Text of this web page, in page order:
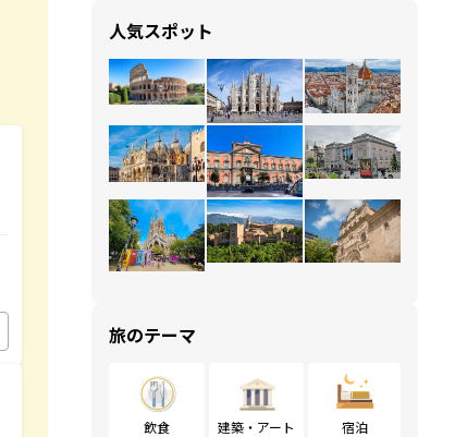
人気スポット
旅のテーマ
飲食 建築・アート 宿泊